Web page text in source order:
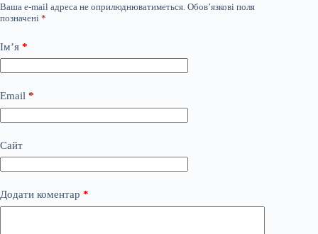
Ваша e-mail адреса не оприлюднюватиметься. Обов’язкові поля
позначені *
Ім’я *
Email *
Сайт
Додати коментар *